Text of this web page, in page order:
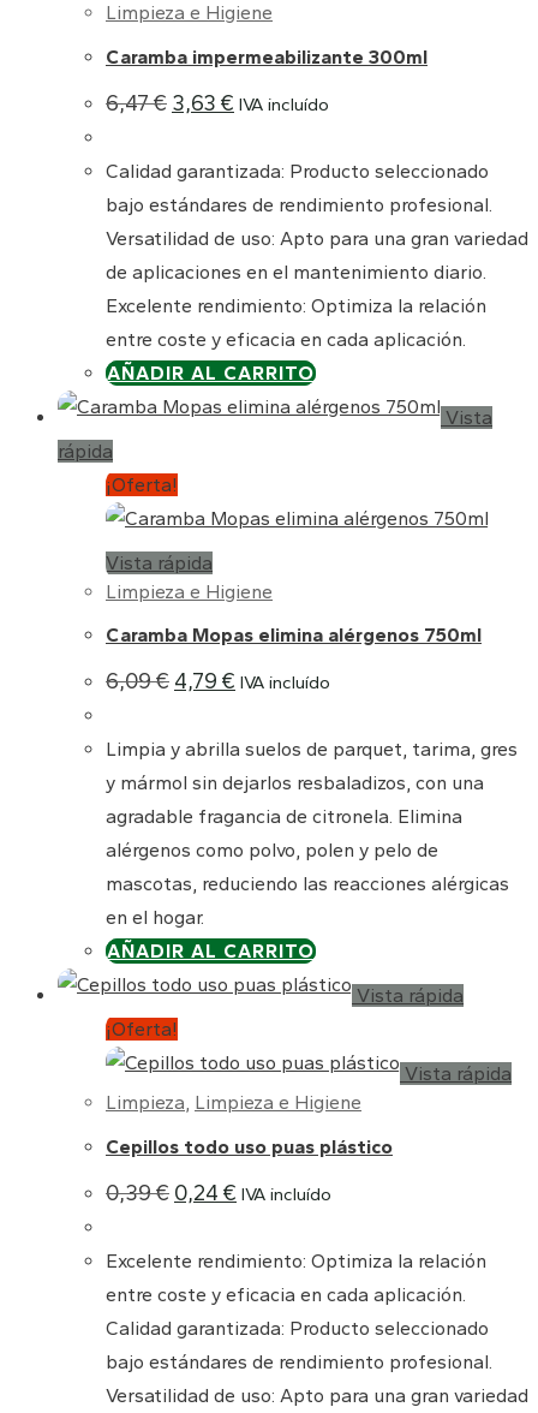
Limpieza e Higiene
Caramba impermeabilizante 300ml
6,47€ El
precio
era:
6,47 €.
3,63 € El
precio
es:
3,63 €.
IVA incluído
Calidad garantizada: Producto seleccionado
bajo estándares de rendimiento profesional.
Versatilidad de uso: Apto para una gran variedad
de aplicaciones en el mantenimiento diario.
Excelente rendimiento: Optimiza la relación
entre coste y eficacia en cada aplicación.
AÑADIR AL CARRITO
Vista
rápida
¡Oferta!
Vista rápida
Limpieza e Higiene
Caramba Mopas elimina alérgenos 750ml
6,09€ El
precio
era:
6,09 €.
4,79 € El
precio
es:
4,79 €.
IVA incluído
Limpia y abrilla suelos de parquet, tarima, gres
y mármol sin dejarlos resbaladizos, con una
agradable fragancia de citronela. Elimina
alérgenos como polvo, polen y pelo de
mascotas, reduciendo las reacciones alérgicas
en el hogar.
AÑADIR AL CARRITO
Vista rápida
¡Oferta!
Vista rápida
Limpieza, Limpieza e Higiene
Cepillos todo uso puas plástico
0,39€ El
precio
era:
0,39 €.
0,24 € El
precio
es:
0,24 €.
IVA incluído
Excelente rendimiento: Optimiza la relación
entre coste y eficacia en cada aplicación.
Calidad garantizada: Producto seleccionado
bajo estándares de rendimiento profesional.
Versatilidad de uso: Apto para una gran variedad